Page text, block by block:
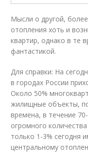
Мысли о другой,
отопления хоть и
квартир, однако в те
фантастикой.
Для справки: На
в городах России
Около 50%
жилищные объекты,
времена, в течение
огромного
только 1-3% сегодня
центральному